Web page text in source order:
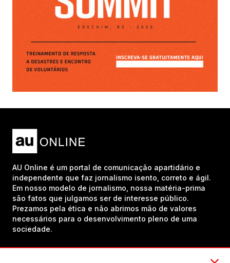
AU Online é um portal de comunicação apartidário e
independente que faz jornalismo isento, correto e ágil.
Em nosso modelo de jornalismo, nossa matéria-prima
são fatos que julgamos ser de interesse público.
Prezamos pela ética e não abrimos mão de valores
necessários para o desenvolvimento pleno de uma
sociedade.